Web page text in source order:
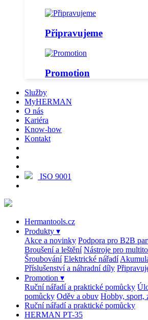
Připravujeme
Promotion
Služby
MyHERMAN
O nás
Kariéra
Know-how
Kontakt
ISO 9001
Hermantools.cz
Produkty ▾
Akce a novinky Podpora pro B2B
Broušení a leštění Nástroje pro
Šroubování Elektrické nářadí
Příslušenství a náhradní díly
Promotion ▾
Ruční nářadí a praktické pomůcky
pomůcky Oděv a obuv Hobby, sport,
Ruční nářadí a praktické pomůcky
HERMAN PT-35